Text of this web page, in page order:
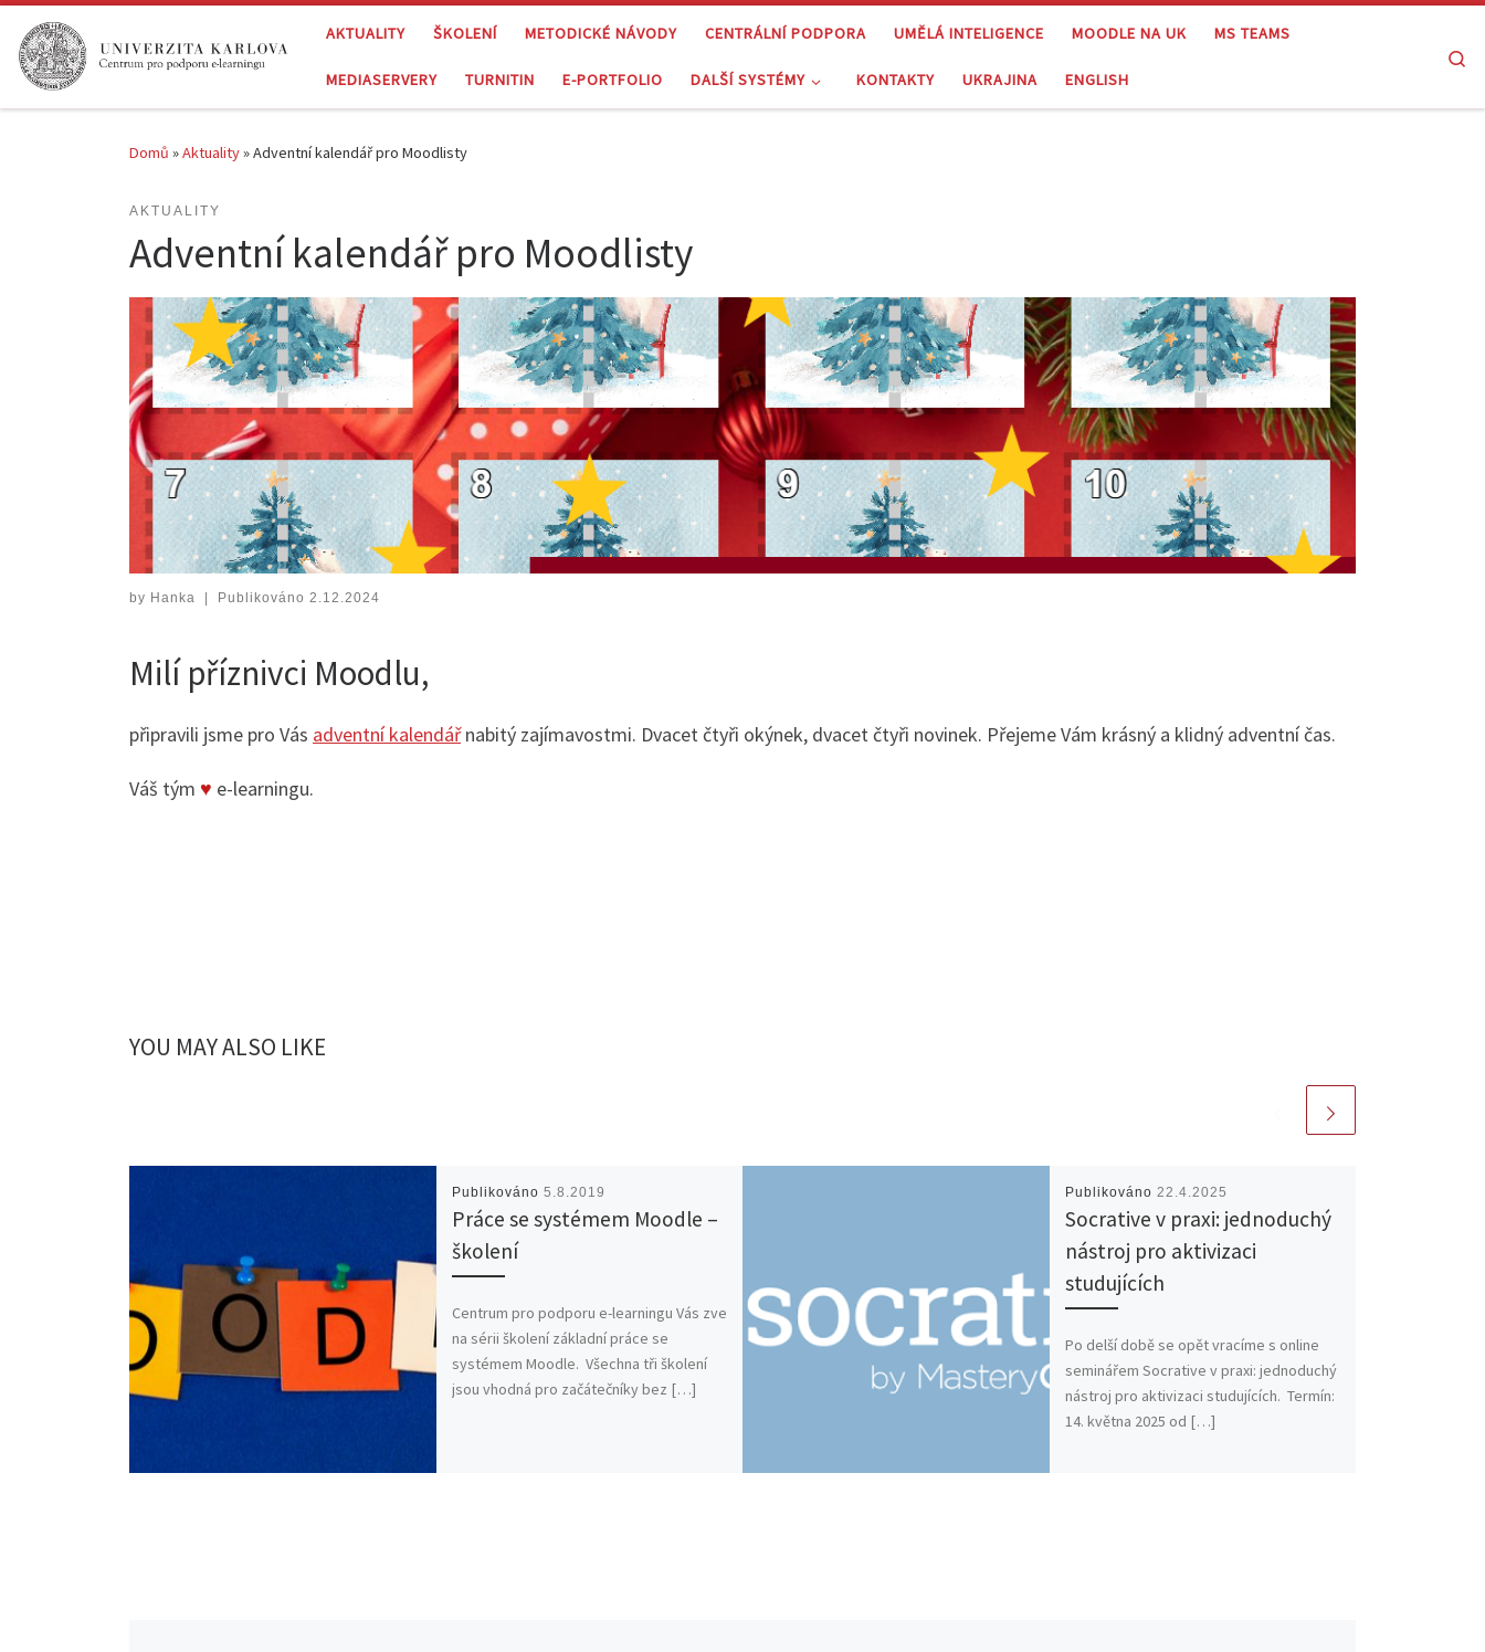
Skip to content AKTUALITY ŠKOLENÍ METODICKÉ NÁVODY CENTRÁLNÍ PODPORA UMĚLÁ INTELIGENCE MOODLE NA UK MS TEAMS
MEDIASERVERY TURNITIN E-PORTFOLIO DALŠÍ SYSTÉMY KONTAKTY UKRAJINA ENGLISH
Domů »Aktuality»Adventní kalendář pro Moodlisty
AKTUALITY
Adventní kalendář pro Moodlisty
by Hanka Publikováno 2.12.2024
Milí příznivci Moodlu,
připravili jsme pro Vás adventní kalendářnabitý zajímavostmi. Dvacet čtyři okýnek, dvacet čtyři novinek. Přejeme Vám krásný a klidný adventní čas.
Váš tým ♥ e-learningu.
YOU MAY ALSO LIKE
Publikováno 5.8.2019
Práce se systémem Moodle –
školení
Centrum pro podporu e-learningu Vás zve
na sérii školení základní práce se
systémem Moodle. Všechna tři školení
jsou vhodná pro začátečníky bez […]
Publikováno 22.4.2025
Socrative v praxi: jednoduchý
nástroj pro aktivizaci
studujících
Po delší době se opět vracíme s online
seminářem Socrative v praxi: jednoduchý
nástroj pro aktivizaci studujících. Termín:
14. května 2025 od […]